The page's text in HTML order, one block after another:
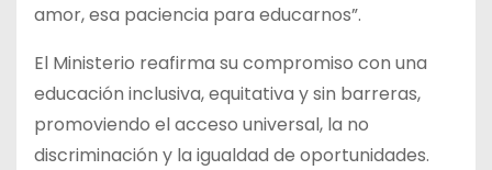
amor, esa paciencia para educarnos”.
El Ministerio reafirma su compromiso con una
educación inclusiva, equitativa y sin barreras,
promoviendo el acceso universal, la no
discriminación y la igualdad de oportunidades.